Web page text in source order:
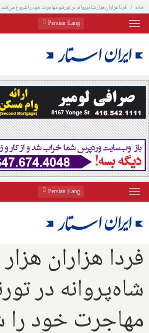
خانه فردا هزاران هزار شاه‌پروانه در تورنتو مهاجرت خود را شروع می‌کنند
Lang
: Persian
Lang
: Persian
فردا هزاران هزار
شاه‌پروانه در
مهاجرت خود